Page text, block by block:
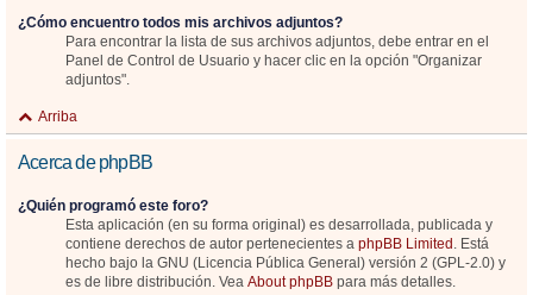
¿Cómo encuentro todos mis archivos adjuntos?
Para encontrar la lista de sus archivos adjuntos, debe entrar en el
Panel de Control de Usuario y hacer clic en la opción "Organizar
adjuntos".
Arriba
Acerca de phpBB
¿Quién programó este foro?
Esta aplicación (en su forma original) es desarrollada, publicada y
contiene derechos de autor pertenecientes a phpBB Limited . Está
hecho bajo la GNU (Licencia Pública General) versión 2 (GPL-2.0) y
es de libre distribución. Vea About phpBB para más detalles.